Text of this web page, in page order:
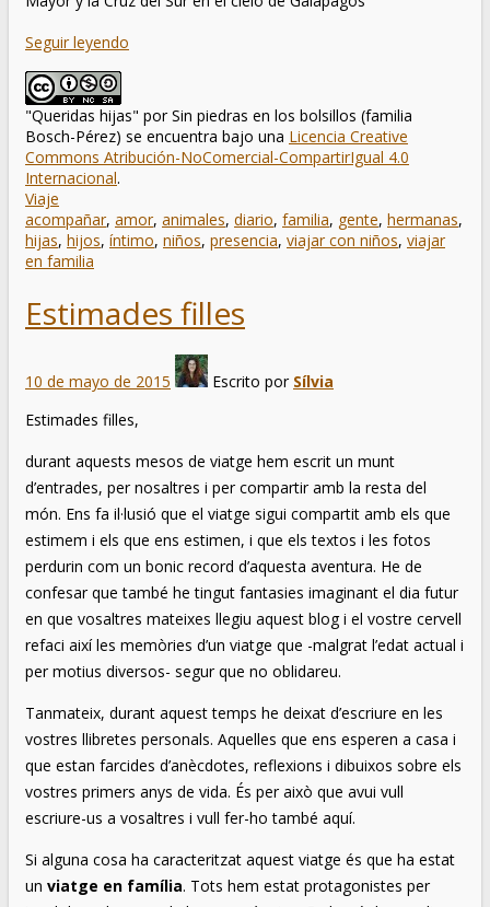
Seguir leyendo
"Queridas hijas" porSin piedras en los bolsillos (familia
Bosch-Pérez) se encuentra bajo una Licencia Creative
Commons Atribución-NoComercial-CompartirIgual 4.0
Internacional.
Viaje
acompañar, amor, animales, diario, familia, gente, hermanas,
hijas, hijos, íntimo, niños, presencia, viajar con niños, viajar
en familia
Estimades filles
10 de mayo de 2015 Escrito por Sílvia
Estimades filles,
durant aquests mesos de viatge hem escrit un munt
d’entrades, per nosaltres i per compartir amb la resta del
món. Ens fa il·lusió que el viatge sigui compartit amb els que
estimem i els que ens estimen, i que els textos i les fotos
perdurin com un bonic record d’aquesta aventura. He de
confesar que també he tingut fantasies imaginant el dia futur
en que vosaltres mateixes llegiu aquest blog i el vostre cervell
refaci així les memòries d’un viatge que -malgrat l’edat actual i
per motius diversos- segur que no oblidareu.
Tanmateix, durant aquest temps he deixat d’escriure en les
vostres llibretes personals. Aquelles que ens esperen a casa i
que estan farcides d’anècdotes, reflexions i dibuixos sobre els
vostres primers anys de vida. És per això que avui vull
escriure-us a vosaltres i vull fer-ho també aquí.
Si alguna cosa ha caracteritzat aquest viatge és que ha estat
un viatge en família. Tots hem estat protagonistes per